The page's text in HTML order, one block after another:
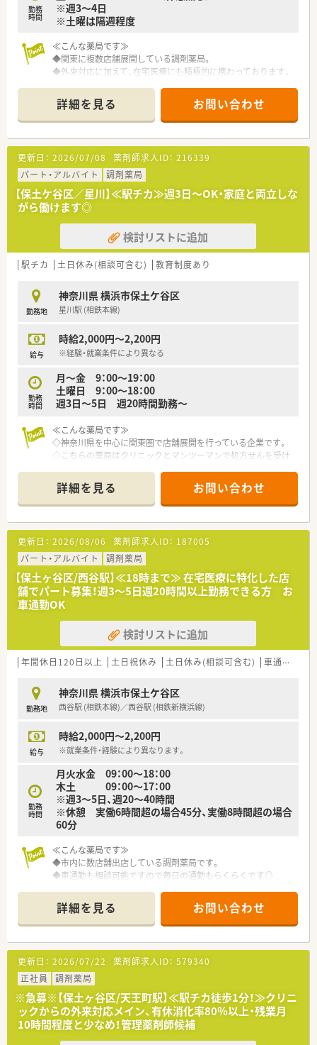
勤務
時間
※週3～4日
※土曜は隔週程度
≪こんな薬局です≫
◆関東に複数店舗展開している調剤薬局。
◆外来対応に加えて、在宅医療にも積極的に携わっております。
詳細を見る お問い合わせ
更新日： 2026/07/08 薬剤師求人ID： 216339
パート・アルバイト
調剤薬局
【保土ケ谷区／星川】≪駅チカ≫週3日～OK・家庭と両立しな
がら働けます◎
検討リストに追加
駅チカ 土日休み(相談可含む) 教育制度あり
勤務地
神奈川県 横浜市保土ケ谷区
星川駅 (相鉄本線)
給与
時給2,000円～2,200円
※経験・就業条件により異なる
勤務
時間
月～金 9：00～19：00
土曜日 9：00～18：00
週3日～5日 週20時間勤務～
≪こんな薬局です≫
◇神奈川県を中心に関東圏で店舗展開を行っている企業です。
◇こちらの薬局はクリニックとマンツーマンで処方せんを受け
◇業務終了後のミーティングなどがないので、片付けが終われば
退社出来る雰囲気。
◇産休・育休はもちろんのこと、復帰後に時短勤務をされている
方もいらっしゃいます。
詳細を見る お問い合わせ
更新日： 2026/08/06 薬剤師求人ID： 187005
パート・アルバイト
調剤薬局
【保土ヶ谷区/西谷駅】≪18時まで≫ 在宅医療に特化した店
舗でパート募集！週3～5日週20時間以上勤務できる方 お
車通勤OK
検討リストに追加
年間休日120日以上 土日祝休み 土日休み(相談可含む) 車通勤可
勤務地
神奈川県 横浜市保土ケ谷区
西谷駅 (相鉄本線)／西谷駅 (相鉄新横浜線)
給与
時給2,000円～2,200円
※就業条件・経験により異なります。
勤務
時間
月火水金 09：00～18：00
木土 09：00～17：00
※週3～5日、週20～40時間
※休憩 実働6時間超の場合45分、実働8時間超の場合
60分
≪こんな薬局です≫
◆市内に数店舗出店している調剤薬局です。
◆車通勤も相談可能ですので毎日の通勤もらくらくです◎
大手薬局での外部研修やマナー研修あります。
◆最新の機材が揃っているので、効率よく・安全に調剤が行えま
す♪
詳細を見る お問い合わせ
更新日： 2026/07/22 薬剤師求人ID： 579340
正社員
調剤薬局
※急募※【保土ヶ谷区/天王町駅】≪駅チカ徒歩1分！≫クリニ
ックからの外来対応メイン、有休消化率80％以上・残業月
10時間程度と少なめ！管理薬剤師候補